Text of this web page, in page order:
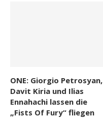
ONE: Giorgio Petrosyan,
Davit Kiria und Ilias
Ennahachi lassen die
„Fists Of Fury“ fliegen